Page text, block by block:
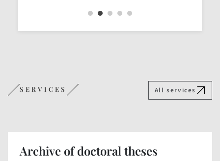
SERVICES All services
Archive of doctoral theses